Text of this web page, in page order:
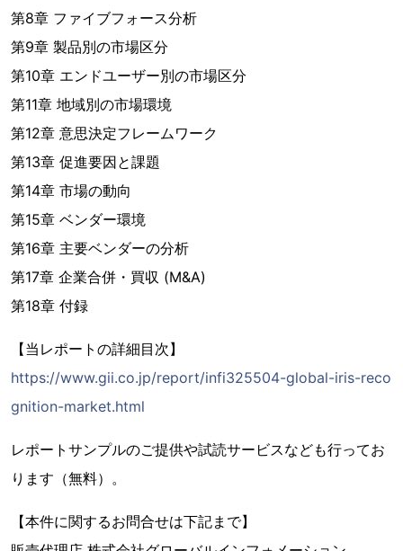
第8章 ファイブフォース分析
第9章 製品別の市場区分
第10章 エンドユーザー別の市場区分
第11章 地域別の市場環境
第12章 意思決定フレームワーク
第13章 促進要因と課題
第14章 市場の動向
第15章 ベンダー環境
第16章 主要ベンダーの分析
第17章 企業合併・買収 (M&A)
第18章 付録
【当レポートの詳細目次】
https://www.gii.co.jp/report/infi325504-global-iris-reco
gnition-market.html
レポートサンプルのご提供や試読サービスなども行ってお
ります（無料）。
【本件に関するお問合せは下記まで】